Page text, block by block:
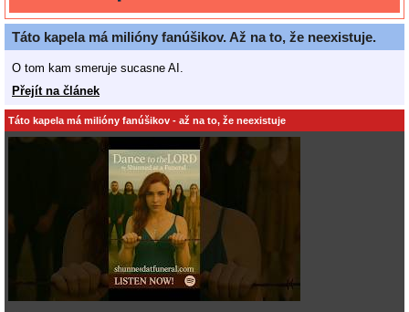
Táto kapela má milióny fanúšikov. Až na to, že neexistuje.
O tom kam smeruje sucasne AI.
Přejít na článek
Táto kapela má milióny fanúšikov - až na to, že neexistuje